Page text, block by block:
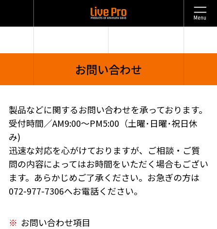
お問い合わせ
製品などに関するお問い合わせを承っております。
受付時間／AM9:00～PM5:00（土曜･日曜･祝日休
み)
迅速な対応を心がけておりますが、ご相談・ご質
問の内容によってはお時間をいただく場合もござい
ます。 あらかじめご了承ください。お急ぎの方は
072-977-7306へお電話ください。
※ お問い合わせ項目